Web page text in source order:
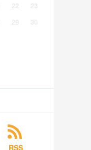
22
23
29
30
RSS